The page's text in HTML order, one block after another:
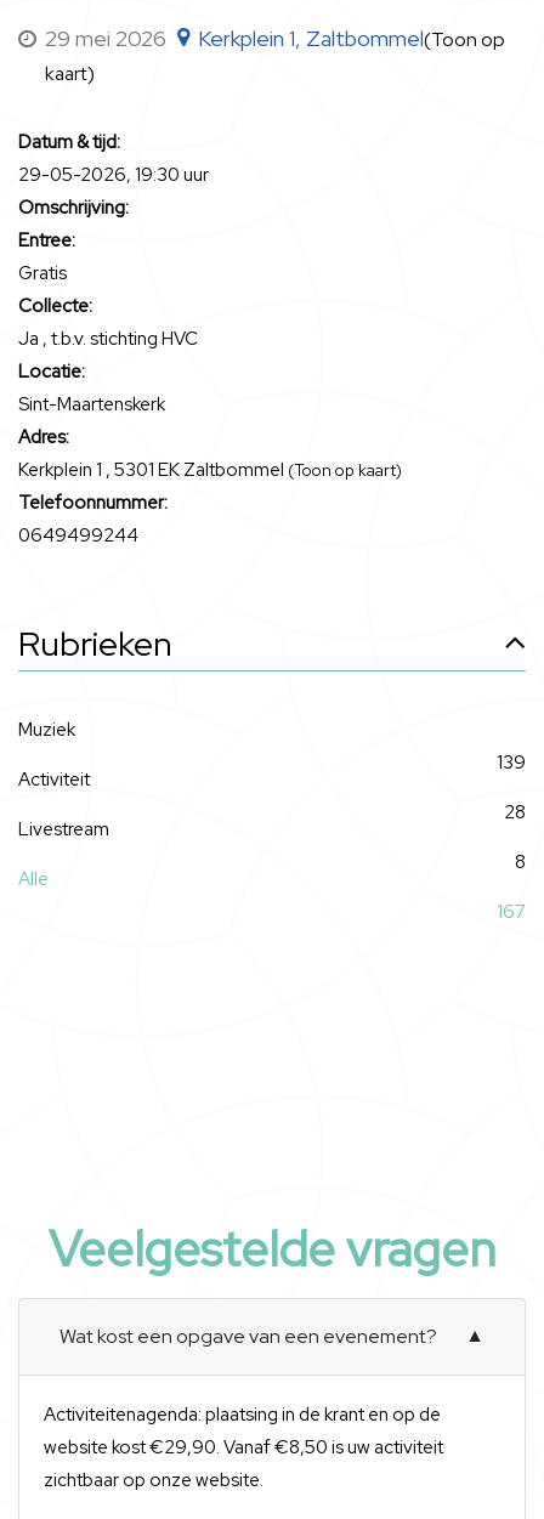
29 mei 2026 Kerkplein 1, Zaltbommel(Toon op
kaart)
Datum & tijd:
29-05-2026, 19:30 uur
Omschrijving:
Entree:
Gratis
Collecte:
Ja , t.b.v. stichting HVC
Locatie:
Sint-Maartenskerk
Adres:
Kerkplein 1 , 5301 EK Zaltbommel (Toon op kaart)
Telefoonnummer:
0649499244
Rubrieken
Muziek
139
Activiteit
28
Livestream
8
Alle
167
Veelgestelde vragen
Wat kost een opgave van een evenement? ▼
Activiteitenagenda: plaatsing in de krant en op de
website kost €29,90. Vanaf €8,50 is uw activiteit
zichtbaar op onze website.